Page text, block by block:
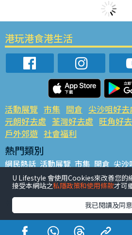
港玩港食港生活
活動展覽 市集 開倉 尖沙咀好去
元朗好去處 荃灣好去處 旺角好
戶外郊遊 社會福利
熱門類別
網民熱話 活動展覽 市集 開倉 尖沙
銅鑼灣好去處 元朗好去處 荃灣好去
餐廳情報 戶外郊遊
熱門標籤
#UGO搵好去處 #人氣活動推介 #美
#親子玩樂好去處
#ULifestyle應用程
U Lifestyle 會使用Cookies來改善您的
接受本網站之私隱政策和使用條款才可
我已閱讀及同意